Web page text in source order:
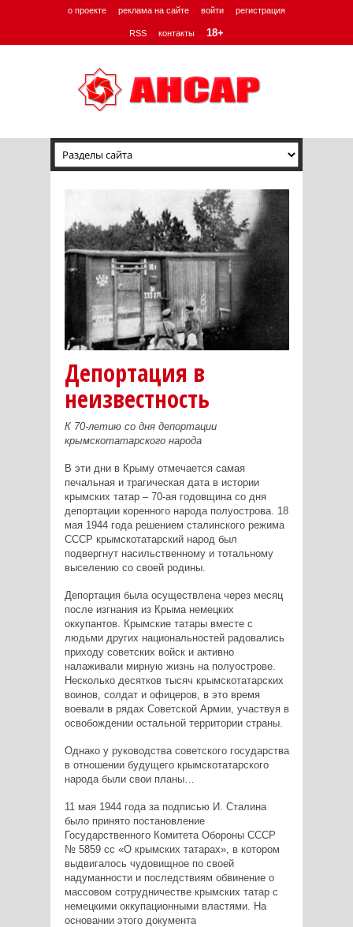
о проекте реклама на сайте войти регистрация
RSS контакты 18+
Депортация в
неизвестность
К 70-летию со дня депортации
крымскотатарского народа
В эти дни в Крыму отмечается самая
печальная и трагическая дата в истории
крымских татар – 70-ая годовщина со дня
депортации коренного народа полуострова. 18
мая 1944 года решением сталинского режима
СССР крымскотатарский народ был
подвергнут насильственному и тотальному
выселению со своей родины.
Депортация была осуществлена через месяц
после изгнания из Крыма немецких
оккупантов. Крымские татары вместе с
людьми других национальностей радовались
приходу советских войск и активно
налаживали мирную жизнь на полуострове.
Несколько десятков тысяч крымскотатарских
воинов, солдат и офицеров, в это время
воевали в рядах Советской Армии, участвуя в
освобождении остальной территории страны.
Однако у руководства советского государства
в отношении будущего крымскотатарского
народа были свои планы…
11 мая 1944 года за подписью И. Сталина
было принято постановление
Государственного Комитета Обороны СССР
№ 5859 сс «О крымских татарах», в котором
выдвигалось чудовищное по своей
надуманности и последствиям обвинение о
массовом сотрудничестве крымских татар с
немецкими оккупационными властями. На
основании этого документа